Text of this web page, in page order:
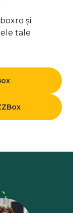
și
tale